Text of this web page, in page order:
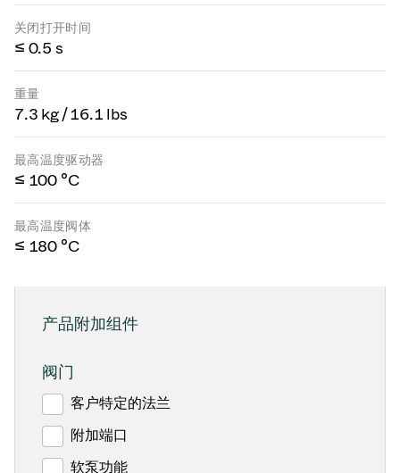
关闭打开时间
≤ 0.5 s
重量
7.3 kg / 16.1 lbs
最高温度驱动器
≤ 100 °C
最高温度阀体
≤ 180 °C
产品附加组件
阀门
客户特定的法兰
附加端口
软泵功能